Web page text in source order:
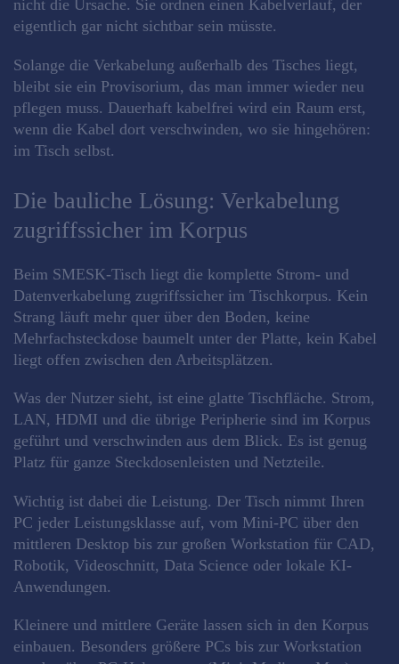
nicht die Ursache. Sie ordnen einen Kabelverlauf, der
eigentlich gar nicht sichtbar sein müsste.
Solange die Verkabelung außerhalb des Tisches liegt,
bleibt sie ein Provisorium, das man immer wieder neu
pflegen muss. Dauerhaft kabelfrei wird ein Raum erst,
wenn die Kabel dort verschwinden, wo sie hingehören:
im Tisch selbst.
Die bauliche Lösung: Verkabelung
zugriffssicher im Korpus
Beim SMESK-Tisch liegt die komplette Strom- und
Datenverkabelung zugriffssicher im Tischkorpus. Kein
Strang läuft mehr quer über den Boden, keine
Mehrfachsteckdose baumelt unter der Platte, kein Kabel
liegt offen zwischen den Arbeitsplätzen.
Was der Nutzer sieht, ist eine glatte Tischfläche. Strom,
LAN, HDMI und die übrige Peripherie sind im Korpus
geführt und verschwinden aus dem Blick. Es ist genug
Platz für ganze Steckdosenleisten und Netzteile.
Wichtig ist dabei die Leistung. Der Tisch nimmt Ihren
PC jeder Leistungsklasse auf, vom Mini-PC über den
mittleren Desktop bis zur großen Workstation für CAD,
Robotik, Videoschnitt, Data Science oder lokale KI-
Anwendungen.
Kleinere und mittlere Geräte lassen sich in den Korpus
einbauen. Besonders größere PCs bis zur Workstation